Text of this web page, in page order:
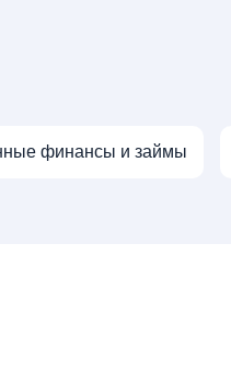
финансы и займы